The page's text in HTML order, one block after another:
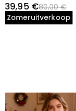
39,95 €80,00 €
Zomeruitverkoop